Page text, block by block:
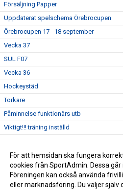
Försäljning Papper
Uppdaterat spelschema Örebrocupen
Örebrocupen 17 - 18 september
Vecka 37
SUL F07
Vecka 36
Hockeystäd
Torkare
Påminnelse funktionärs utb
Viktigt!!! träning inställd
Annliz Cup
Vecka 35
För att hemsidan ska fungera
cookies från SportAdmin. Dessa går
Föreningen kan också använda
eller marknadsföring. Du väljer själv